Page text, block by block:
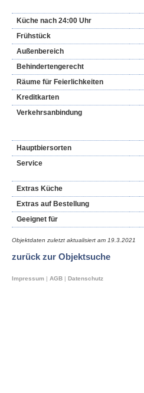
Küche nach 24:00 Uhr
Frühstück
Außenbereich
Behindertengerecht
Räume für Feierlichkeiten
Kreditkarten
Verkehrsanbindung
Hauptbiersorten
Service
Extras Küche
Extras auf Bestellung
Geeignet für
Objektdaten zuletzt aktualisiert am 19.3.2021
zurück zur Objektsuche
Impressum | AGB | Datenschutz